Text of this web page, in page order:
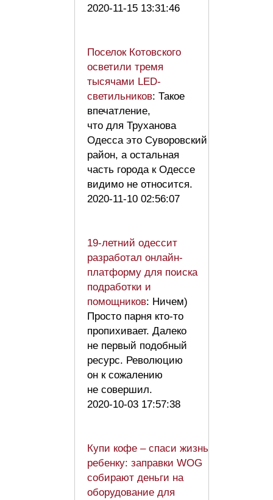
2020-11-15 13:31:46
Поселок Котовского
осветили тремя
тысячами LED-
светильников: Такое
впечатление,
что для Труханова
Одесса это Суворовский
район, а остальная
часть города к Одессе
видимо не относится.
2020-11-10 02:56:07
19-летний одессит
разработал онлайн-
платформу для поиска
подработки и
помощников: Ничем)
Просто парня кто-то
пропихивает. Далеко
не первый подобный
ресурс. Революцию
он к сожалению
не совершил.
2020-10-03 17:57:38
Купи кофе – спаси жизнь
ребенку: заправки WOG
собирают деньги на
оборудование для